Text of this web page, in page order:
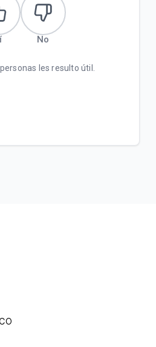
No
les resulto útil.